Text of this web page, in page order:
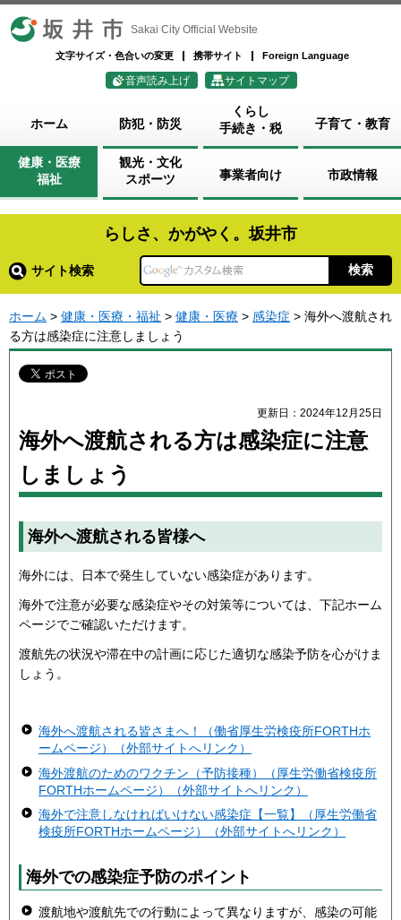
坂井市 Sakai City Official Website
文字サイズ・色合いの変更 携帯サイト Foreign Language
音声読み上げ サイトマップ
ホーム 防犯・防災
くらし
手続き・税
子育て・教育
健康・医療
福祉
観光・文化
スポーツ
事業者向け 市政情報
らしさ、かがやく。坂井市
サイト検索
ホーム > 健康・医療・福祉 > 健康・医療 > 感染症 > 海外へ渡航され
る方は感染症に注意しましょう
更新日：2024年12月25日
海外へ渡航される方は感染症に注意
しましょう
海外へ渡航される皆様へ
海外には、日本で発生していない感染症があります。
海外で注意が必要な感染症やその対策等については、下記ホーム
ページでご確認いただけます。
渡航先の状況や滞在中の計画に応じた適切な感染予防を心がけま
しょう。
海外へ渡航される皆さまへ！（働省厚生労検疫所FORTHホ
ームページ）（外部サイトへリンク）
海外渡航のためのワクチン（予防接種）（厚生労働省検疫所
FORTHホームページ）（外部サイトへリンク）
海外で注意しなければいけない感染症【一覧】（厚生労働省
検疫所FORTHホームページ）（外部サイトへリンク）
海外での感染症予防のポイント
渡航地や渡航先での行動によって異なりますが、感染の可能